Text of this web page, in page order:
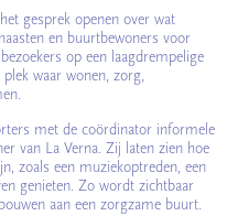
gesprek openen over wat
en buurtbewoners voor
op een laagdrempelige
waar wonen, zorg,
met de coördinator informele
van La Verna. Zij laten zien hoe
zoals een muziekoptreden, een
genieten. Zo wordt zichtbaar
aan een zorgzame buurt.